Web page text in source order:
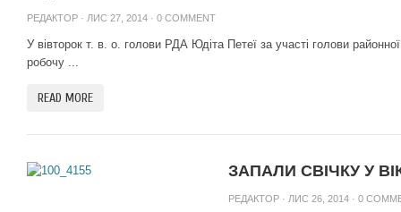
РЕДАКТОР · ЛИС 27, 2014 · 0 COMMENT
У вівторок т. в. о. голови РДА Юдіта Петеї за участі голови
робочу ...
READ MORE
ЗАПАЛИ СВІЧКУ У
РЕДАКТОР · ЛИС 26, 2014 · 0